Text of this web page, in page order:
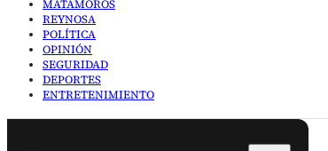
MATAMOROS
REYNOSA
POLÍTICA
OPINIÓN
SEGURIDAD
DEPORTES
ENTRETENIMIENTO